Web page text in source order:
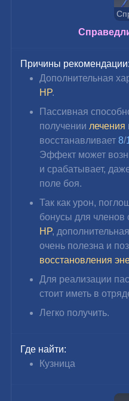
Причины рекомендации:
Дополнительная
HP.
Пассивная
получении лечения
восстанавливает 8/
Эффект может
и срабатывает,
поле боя.
Так как урон,
бонусы для членов
HP,
очень полезна и
восстановления
Для реализации
стоит иметь в
Легко получить.
Где найти:
Кузница